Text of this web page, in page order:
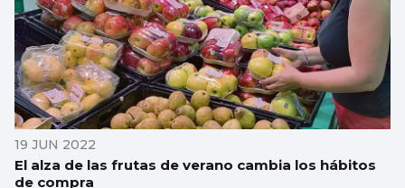
19 JUN 2022
El alza de las frutas de verano cambia los hábitos
de compra